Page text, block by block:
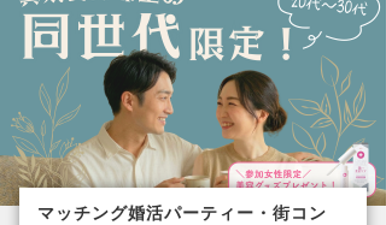
マッチング婚活パーティー・街コン